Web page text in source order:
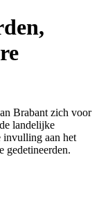
Brabant zich voor
landelijke
invulling aan het
gedetineerden.